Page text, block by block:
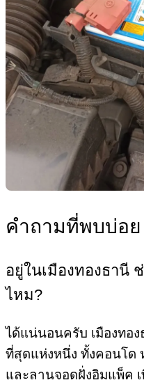
คำถามที่พบบ่อย
อยู่ในเมืองทองธานี
ไหม?
ได้แน่นอนครับ เมืองทอ
ที่สุดแห่งหนึ่ง ทั้งคอนโด
และลานจอดฝั่งอิมแพ็ค